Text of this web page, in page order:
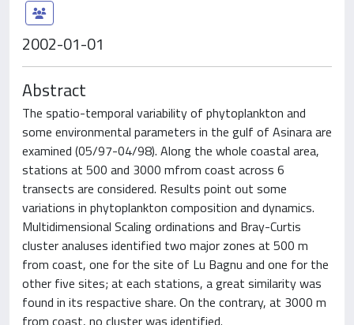
2002-01-01
Abstract
The spatio-temporal variability of phytoplankton and
some environmental parameters in the gulf of Asinara are
examined (05/97-04/98). Along the whole coastal area,
stations at 500 and 3000 mfrom coast across 6
transects are considered. Results point out some
variations in phytoplankton composition and dynamics.
Multidimensional Scaling ordinations and Bray-Curtis
cluster analuses identified two major zones at 500 m
from coast, one for the site of Lu Bagnu and one for the
other five sites; at each stations, a great similarity was
found in its respactive share. On the contrary, at 3000 m
from coast, no cluster was identified.